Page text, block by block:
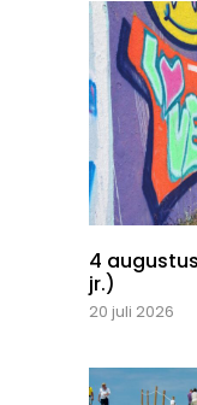
4
jr.)
20 juli 2026